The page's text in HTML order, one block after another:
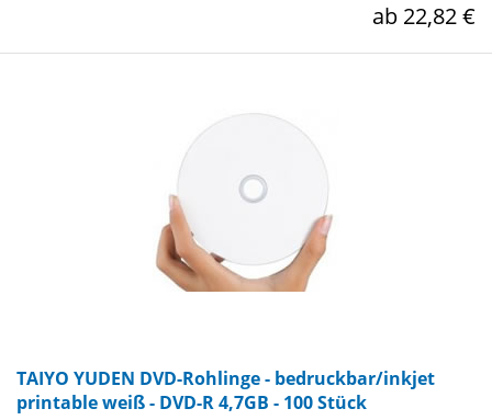
ab 22,82 €
TAIYO YUDEN DVD-Rohlinge - bedruckbar/inkjet
printable weiß - DVD-R 4,7GB - 100 Stück